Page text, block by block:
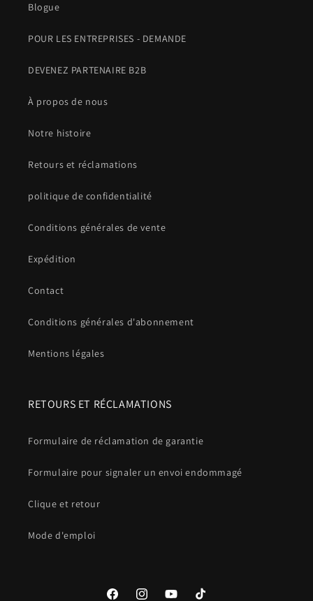
Blogue
POUR LES ENTREPRISES - DEMANDE
DEVENEZ PARTENAIRE B2B
À propos de nous
Notre histoire
Retours et réclamations
politique de confidentialité
Conditions générales de vente
Expédition
Contact
Conditions générales d'abonnement
Mentions légales
RETOURS ET RÉCLAMATIONS
Formulaire de réclamation de garantie
Formulaire pour signaler un envoi endommagé
Clique et retour
Mode d'emploi